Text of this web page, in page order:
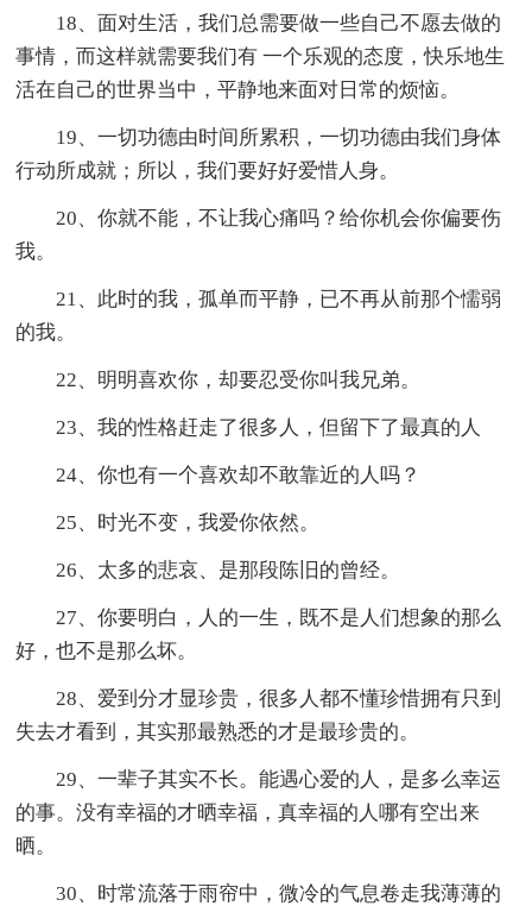
18、面对生活，我们总需要做一些自己不愿去做的
事情，而这样就需要我们有 一个乐观的态度，快乐地生
活在自己的世界当中，平静地来面对日常的烦恼。
19、一切功德由时间所累积，一切功德由我们身体
行动所成就；所以，我们要好好爱惜人身。
20、你就不能，不让我心痛吗？给你机会你偏要伤
我。
21、此时的我，孤单而平静，已不再从前那个懦弱
的我。
22、明明喜欢你，却要忍受你叫我兄弟。
23、我的性格赶走了很多人，但留下了最真的人
24、你也有一个喜欢却不敢靠近的人吗？
25、时光不变，我爱你依然。
26、太多的悲哀、是那段陈旧的曾经。
27、你要明白，人的一生，既不是人们想象的那么
好，也不是那么坏。
28、爱到分才显珍贵，很多人都不懂珍惜拥有只到
失去才看到，其实那最熟悉的才是最珍贵的。
29、一辈子其实不长。能遇心爱的人，是多么幸运
的事。没有幸福的才晒幸福，真幸福的人哪有空出来
晒。
30、时常流落于雨帘中，微冷的气息卷走我薄薄的